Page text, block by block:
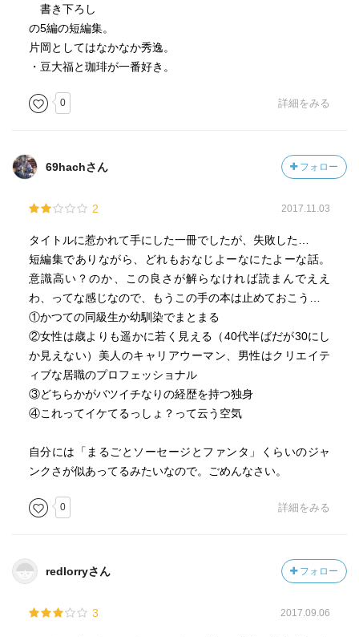
書き下ろし
の5編の短編集。
片岡としてはなかなか秀逸。
・豆大福と珈琲が一番好き。
0 詳細をみる
69hachさん フォロー
2 2017.11.03
タイトルに惹かれて手にした一冊でしたが、失敗した…
短編集でありながら、どれもおなじよーなにたよーな話。
意識高い？のか、この良さが解らなければ読まんでええ
わ、ってな感じなので、もうこの手の本は止めておこう…
①かつての同級生か幼馴染でまとまる
②女性は歳よりも遥かに若く見える（40代半ばだが30にし
か見えない）美人のキャリアウーマン、男性はクリエイテ
ィブな居職のプロフェッショナル
③どちらかがバツイチなりの経歴を持つ独身
④これってイケてるっしょ？って云う空気
自分には「まるごとソーセージとファンタ」くらいのジャ
ンクさが似あってるみたいなので。ごめんなさい。
0 詳細をみる
redlorryさん フォロー
3 2017.09.06